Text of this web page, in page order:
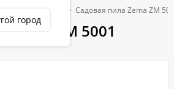
город
Садовая пила Zema ZM
Zema ZM 5001